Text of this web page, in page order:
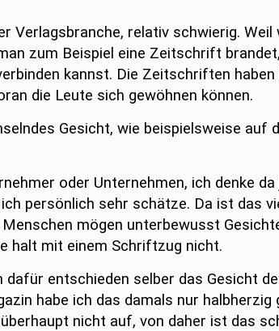
Verlagsbranche, relativ schwierig. Weil
zum Beispiel eine Zeitschrift
kannst. Die Zeitschriften haben
die Leute sich gewöhnen können.
Gesicht, wie beispielsweise auf
oder Unternehmen, ich denke
persönlich sehr schätze. Da ist das
mögen unterbewusst
halt mit einem Schriftzug nicht.
entschieden selber das Gesicht
habe ich das damals nur halbherzig
nicht auf, von daher ist das